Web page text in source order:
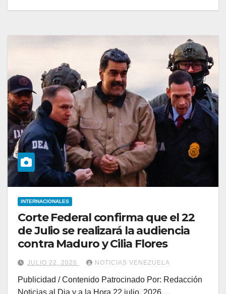
INTERNACIONALES
Corte Federal confirma que el 22
de Julio se realizará la audiencia
contra Maduro y Cilia Flores
JULIO 22, 2026 NOTICIAS VENEZUELA
Publicidad / Contenido Patrocinado Por: Redacción